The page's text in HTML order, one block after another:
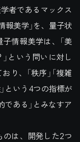
者であるマックス
報美学」を、量子状
情報美学は、「美
という問いに対し
り、「秩序」「複雑
という4つの指標が
ある」とみなすア
は、開発した2つ